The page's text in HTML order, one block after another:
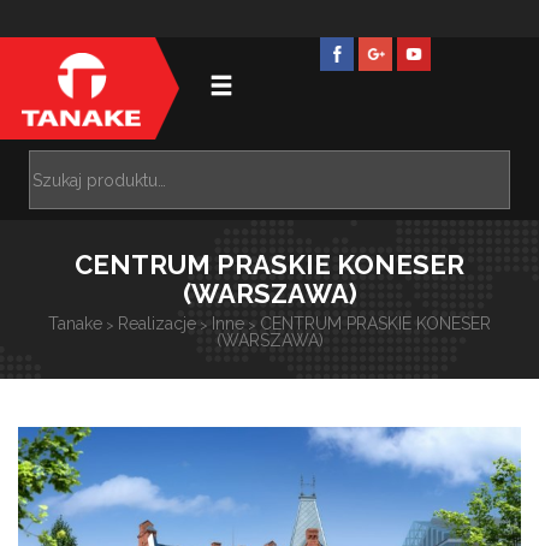
CENTRUM PRASKIE KONESER
(WARSZAWA)
Tanake > Realizacje > Inne > CENTRUM PRASKIE KONESER
(WARSZAWA)